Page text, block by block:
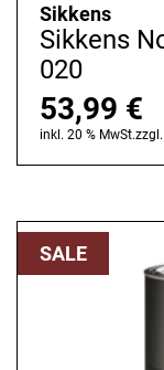
Sikkens
Sikkens
020
53,99 €
inkl. 20 % MwSt.zzgl.
SALE